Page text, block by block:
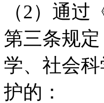
（2）通
第三条规
学、社会
护的：